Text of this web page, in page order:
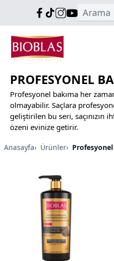
PROFESYONEL
Profesyonel bakıma her
olmayabilir. Saçlara
geliştirilen bu seri, saçınızın
özeni evinize getirir.
Anasayfa› Ürünler› Profesyonel